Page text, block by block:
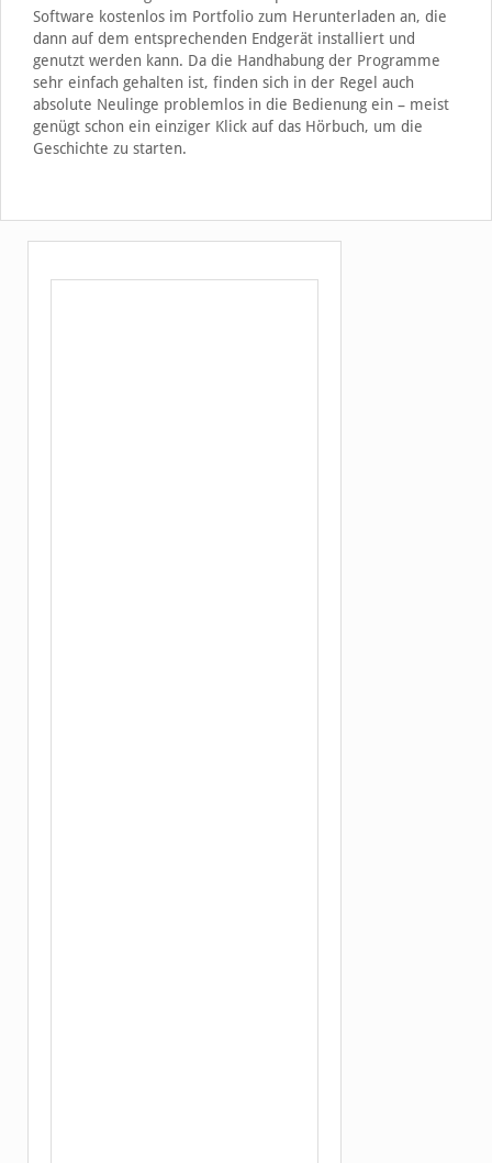
Software kostenlos im Portfolio zum Herunterladen an, die
dann auf dem entsprechenden Endgerät installiert und
genutzt werden kann. Da die Handhabung der Programme
sehr einfach gehalten ist, finden sich in der Regel auch
absolute Neulinge problemlos in die Bedienung ein – meist
genügt schon ein einziger Klick auf das Hörbuch, um die
Geschichte zu starten.